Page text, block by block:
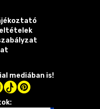
mediában is!